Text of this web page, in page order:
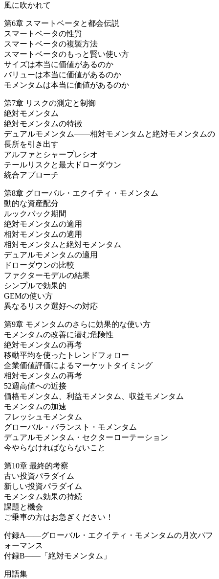
風に吹かれて
第6章 スマートベータと都会伝説
スマートベータの性質
スマートベータの複製方法
スマートベータのもっと賢い使い方
サイズは本当に価値があるのか
バリューは本当に価値があるのか
モメンタムは本当に価値があるのか
第7章 リスクの測定と制御
絶対モメンタム
絶対モメンタムの特徴
デュアルモメンタム――相対モメンタムと絶対モメンタムの
長所を引き出す
アルファとシャープレシオ
テールリスクと最大ドローダウン
統合アプローチ
第8章 グローバル・エクイティ・モメンタム
動的な資産配分
ルックバック期間
絶対モメンタムの適用
相対モメンタムの適用
相対モメンタムと絶対モメンタム
デュアルモメンタムの適用
ドローダウンの比較
ファクターモデルの結果
シンプルで効果的
GEMの使い方
異なるリスク選好への対応
第9章 モメンタムのさらに効果的な使い方
モメンタムの改善に潜む危険性
絶対モメンタムの再考
移動平均を使ったトレンドフォロー
企業価値評価によるマーケットタイミング
相対モメンタムの再考
52週高値への近接
価格モメンタム、利益モメンタム、収益モメンタム
モメンタムの加速
フレッシュモメンタム
グローバル・バランスト・モメンタム
デュアルモメンタム・セクターローテーション
今やらなければならないこと
第10章 最終的考察
古い投資パラダイム
新しい投資パラダイム
モメンタム効果の持続
課題と機会
ご乗車の方はお急ぎください！
付録A――グローバル・エクイティ・モメンタムの月次パフ
ォーマンス
付録B――「絶対モメンタム」
用語集